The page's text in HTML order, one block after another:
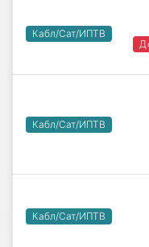
Кабл/Сат/ИПТВ
Кабл/Сат/ИПТВ
Кабл/Сат/ИПТВ